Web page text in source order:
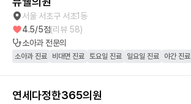
서울 서초구 서초1동
4.5/5점(리뷰 58)
소아과전문의
소아과 진료 비대면 진료 토요일 진료 일요일 진료 야간 진료
연세다정한365의원